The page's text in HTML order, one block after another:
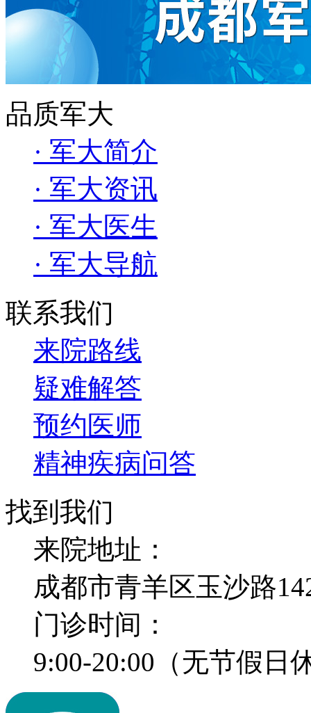
品质军大
· 军大简介
· 军大资讯
· 军大医生
· 军大导航
联系我们
来院路线
疑难解答
预约医师
精神疾病问答
找到我们
来院地址：
成都市青羊区玉沙路
门诊时间：
9:00-20:00（无节假日